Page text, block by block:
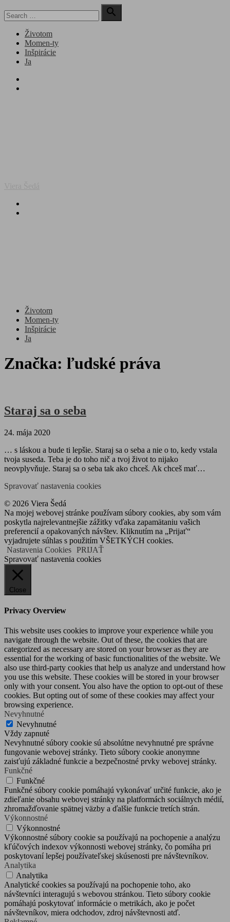
to
for:

Search
Životom
Momen-ty
Inšpirácie
Ja
Životom
Momen-ty
Inšpirácie
Ja
Značka: ľudské práva
Staraj sa o seba
24. mája 2020
… s láskou a bude ti lepšie. Staraj sa o seba a nie o to, kedy vstala
tvoja suseda. Teba je do toho nič a tvoj život to nijako
neovplyvňuje. Staraj sa o seba tak ako chceš. Ak chceš mať…
Spravovať nastavenia cookies
© 2026 Viera Šedá
Na mojej webovej stránke používam súbory cookies, aby som vám
poskytla najrelevantnejšie zážitky vďaka zapamätaniu vašich
preferencií a opakovaných návštev. Kliknutím na „Prijať“
vyjadrujete súhlas s použitím VŠETKÝCH cookies.
Nastavenia Cookies PRIJAŤ
Spravovať nastavenia cookies
Close
Privacy Overview
This website uses cookies to improve your experience while you
navigate through the website. Out of these, the cookies that are
categorized as necessary are stored on your browser as they are
essential for the working of basic functionalities of the website. We
also use third-party cookies that help us analyze and understand how
you use this website. These cookies will be stored in your browser
only with your consent. You also have the option to opt-out of these
cookies. But opting out of some of these cookies may affect your
browsing experience.
Nevyhnutné
Nevyhnutné
Vždy zapnuté
Nevyhnutné súbory cookie sú absolútne nevyhnutné pre správne
fungovanie webovej stránky. Tieto súbory cookie anonymne
zaisťujú základné funkcie a bezpečnostné prvky webovej stránky.
Funkčné
Funkčné
Funkčné súbory cookie pomáhajú vykonávať určité funkcie, ako je
zdieľanie obsahu webovej stránky na platformách sociálnych médií,
zhromažďovanie spätnej väzby a ďalšie funkcie tretích strán.
Výkonnostné
Výkonnostné
Výkonnostné súbory cookie sa používajú na pochopenie a analýzu
kľúčových indexov výkonnosti webovej stránky, čo pomáha pri
poskytovaní lepšej používateľskej skúsenosti pre návštevníkov.
Analytika
Analytika
Analytické cookies sa používajú na pochopenie toho, ako
návštevníci interagujú s webovou stránkou. Tieto súbory cookie
pomáhajú poskytovať informácie o metrikách, ako je počet
návštevníkov, miera odchodov, zdroj návštevnosti atď.